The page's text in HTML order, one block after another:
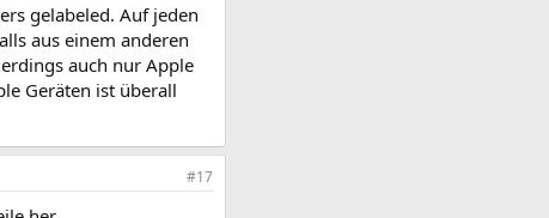
gelabeled. Auf jeden
aus einem anderen
auch nur Apple
Geräten ist überall
#17